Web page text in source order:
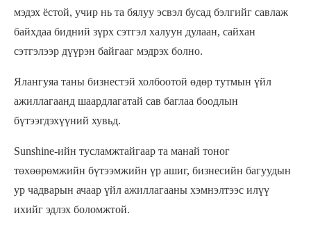
мэдэх ёстой, учир нь та бялуу эсвэл бусад бэлгийг савлаж
байхдаа бидний зүрх сэтгэл халуун дулаан, сайхан
сэтгэлээр дүүрэн байгааг мэдрэх болно.
Ялангуяа таны бизнестэй холбоотой өдөр тутмын үйл
ажиллагаанд шаардлагатай сав баглаа боодлын
бүтээгдэхүүний хувьд.
Sunshine-ийн тусламжтайгаар та манай тоног
төхөөрөмжийн бүтээмжийн үр ашиг, бизнесийн багуудын
ур чадварын ачаар үйл ажиллагааны хэмнэлтээс илүү
ихийг эдлэх боломжтой.